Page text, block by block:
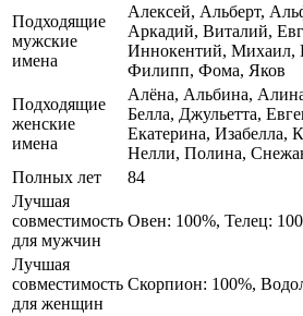
Подходящие
мужские
имена
Алексей, Альберт,
Аркадий, Виталий,
Иннокентий, Михаил,
Филипп, Фома, Яков
Подходящие
женские
имена
Алёна, Альбина,
Белла, Джульетта,
Екатерина, Изабелла,
Нелли, Полина,
Полных лет
84
Лучшая
совместимость
для мужчин
Овен: 100%, Телец:
Лучшая
совместимость
для женщин
Скорпион: 100%,